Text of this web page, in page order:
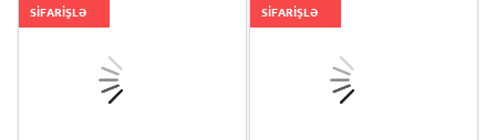
SİFARİŞLƏ SİFARİŞLƏ